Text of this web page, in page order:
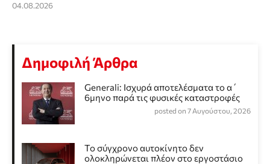
04.08.2026
Δημοφιλή Άρθρα
Generali: Ισχυρά αποτελέσματα το α΄
6μηνο παρά τις φυσικές καταστροφές
posted on 7 Αυγούστου, 2026
Το σύγχρονο αυτοκίνητο δεν
ολοκληρώνεται πλέον στο εργοστάσιο